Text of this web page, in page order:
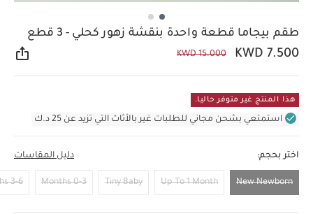
طقم بيجاما قطعة واحدة بنقشة زهور كحلي - 3 قطع
KWD 7.500
KWD 15.000
هذا المنتج غير متوفر حاليا.
استمتعي بشحن مجاني للطلبات غير بالأثاث التي تزيد عن 25 د.ك
اختر بحجم: دليل المقاسات
New Newborn
Up To 1 Month
Tiny Baby
0-3 Months
3-6 Months